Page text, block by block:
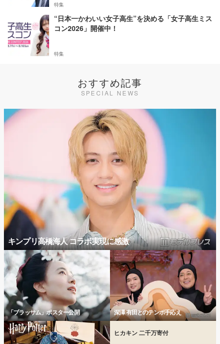
特集
“日本一かわいい女子高生”を決める「女子高生ミス
コン2026」開催中！
特集
おすすめ記事
SPECIAL NEWS
キンプリ高橋海人 コラボ実現に感激
「ブラッサム」ポスター公開 深澤 有田とのテンポ手応え
ヒカキン 二千万寄付